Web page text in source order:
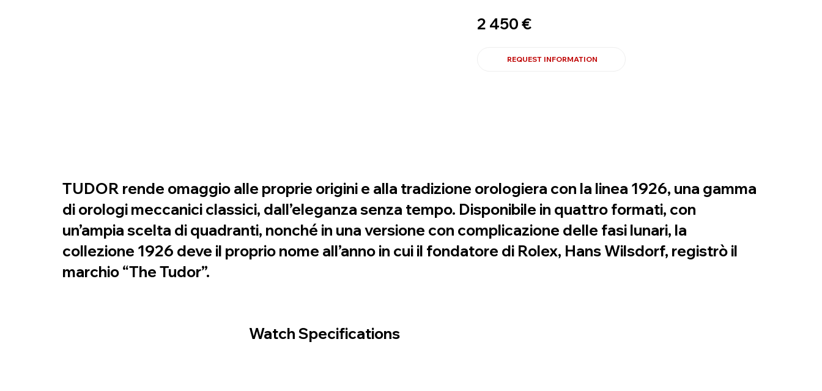
2 450 €
REQUEST INFORMATION
TUDOR rende omaggio alle proprie origini e alla tradizione orologiera con la linea 1926, una gamma
di orologi meccanici classici, dall’eleganza senza tempo. Disponibile in quattro formati, con
un’ampia scelta di quadranti, nonché in una versione con complicazione delle fasi lunari, la
collezione 1926 deve il proprio nome all’anno in cui il fondatore di Rolex, Hans Wilsdorf, registrò il
marchio “The Tudor”.
Watch Specifications